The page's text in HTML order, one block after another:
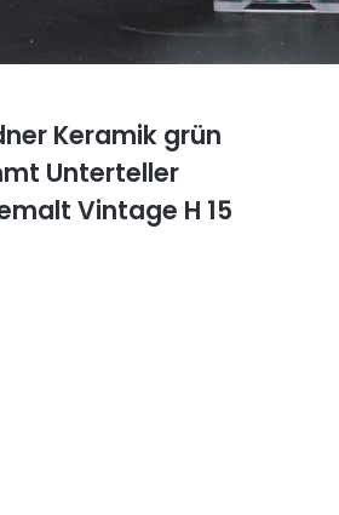
Keramik grün
Unterteller
Vintage H 15